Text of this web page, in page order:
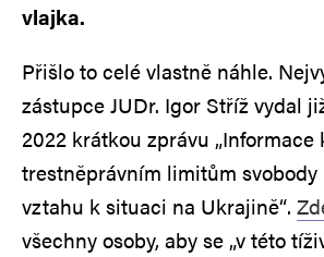
vlajka.
Přišlo to celé vlastně náhle.
zástupce JUDr. Igor Stříž vydal
2022 krátkou zprávu „Informace
trestněprávním limitům svobody
vztahu k situaci na Ukrajině“.
všechny osoby, aby se „v této